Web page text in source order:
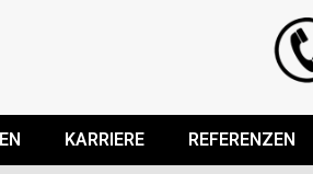
KARRIERE REFERENZEN